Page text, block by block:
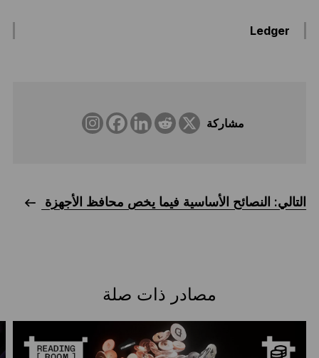
Ledger
مشاركة
التالي: النصائح الأساسية فيما يخص محافظ الأجهزة
مصادر ذات صلة